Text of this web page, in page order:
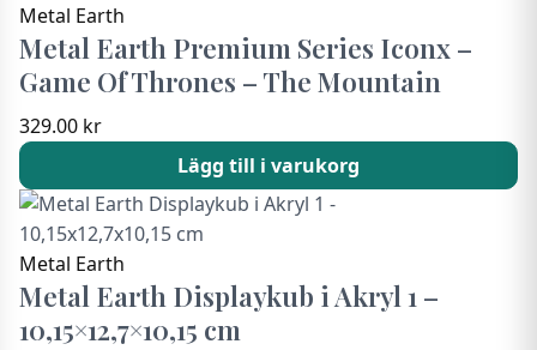
Metal Earth
Metal Earth Premium Series Iconx –
Game Of Thrones – The Mountain
329.00 kr
Lägg till i varukorg
Metal Earth
Metal Earth Displaykub i Akryl 1 –
10,15×12,7×10,15 cm